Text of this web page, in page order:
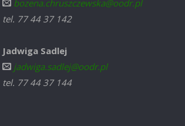
bozena.chruszczewska@oodr.pl
tel. 77 44 37 142
Jadwiga Sadlej
jadwiga.sadlej@oodr.pl
tel. 77 44 37 144